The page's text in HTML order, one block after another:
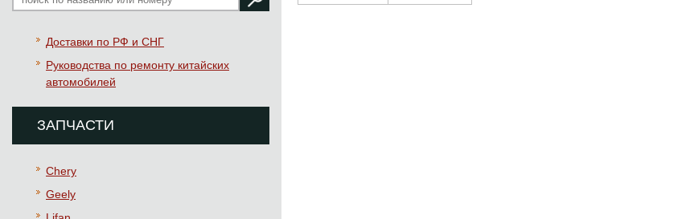
Доставки по РФ и СНГ
Руководства по ремонту китайских
автомобилей
ЗАПЧАСТИ
Chery
Geely